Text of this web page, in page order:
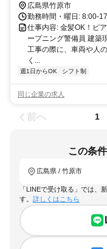
広島県竹原市
勤務時間・曜日: 8:00-
仕事内容: 金髪OK！ピ
ープニング警備員 建築
工事の際に、車両や人
く...
週1日からOK シフト制
同じ企業の求人
前へ 1
この条
広島県 / 竹原市
「LINEで受け取る」では、
す。 詳しくはこちら